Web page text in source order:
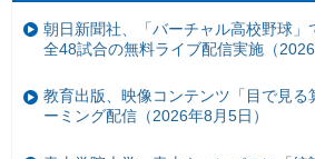
朝日新聞社、「バーチャル高校野球」
全48試合の無料ライブ配信実施（2026
教育出版、映像コンテンツ「目で見る
ーミング配信（2026年8月5日）